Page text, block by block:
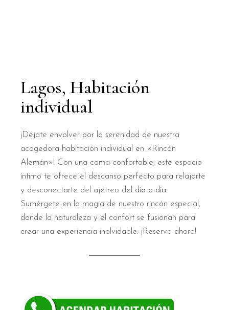
Lagos, Habitación
individual
¡Déjate envolver por la serenidad de nuestra
acogedora habitación individual en «Rincón
Alemán»! Con una cama confortable, este espacio
íntimo te ofrece el descanso perfecto para relajarte
y desconectarte del ajetreo del día a día.
Sumérgete en la magia de nuestro rincón especial,
donde la naturaleza y el confort se fusionan para
crear una experiencia inolvidable. ¡Reserva ahora!